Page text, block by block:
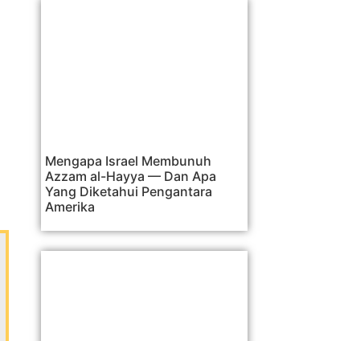
Mengapa Israel Membunuh
Azzam al-Hayya — Dan Apa
Yang Diketahui Pengantara
Amerika